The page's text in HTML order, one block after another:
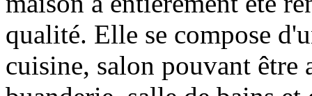
qualité. Elle se compose
cuisine, salon pouvant être